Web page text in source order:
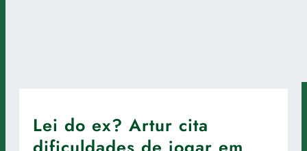
Lei do ex? Artur cita